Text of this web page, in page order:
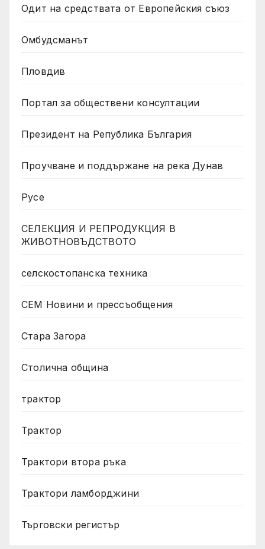
Одит на средствата от Европейския съюз
Омбудсманът
Пловдив
Портал за обществени консултации
Президент на Република България
Проучване и поддържане на река Дунав
Русе
СЕЛЕКЦИЯ И РЕПРОДУКЦИЯ В
ЖИВОТНОВЪДСТВОТО
селскостопанска техника
СЕМ Новини и прессъобщения
Стара Загора
Столична община
трактор
Трактор
Трактори втора ръка
Трактори ламборджини
Търговски регистър